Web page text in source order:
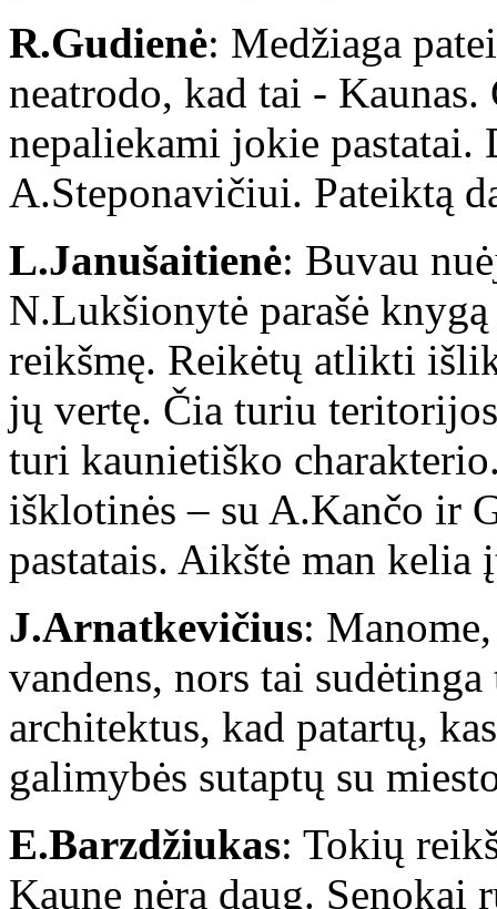
R.Gudienė: Medžiaga
neatrodo, kad tai -
nepaliekami jokie
A.Steponavičiui. Pateiktą
L.Janušaitienė: Buvau
N.Lukšionytė parašė
reikšmę. Reikėtų atlikti
jų vertę. Čia turiu
turi kaunietiško
išklotinės – su A.Kančo ir
pastatais. Aikštė man kelia
J.Arnatkevičius:
vandens, nors tai
architektus, kad patartų,
galimybės sutaptų su
E.Barzdžiukas: Tokių
Kaune nėra daug. Senokai